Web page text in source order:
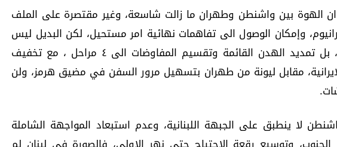
ان الهوة بين واشنطن وطهران ما زالت شاسعة، وغير مقتصرة على الملف
وإمكان الوصول الى تفاهمات نهائية امر مستحيل، لكن البديل ليس
العودة الى الحرب الشاملة، بل تمديد الهدن القائمة وتقسيم المفاوضات الى ٤ مراحل ، مع تخفيف
مقابل ليونة من طهران بتسهيل مرور السفن في مضيق هرمز، ولن
لا ينطبق على الجبهة اللبنانية، وعدم استبعاد المواجهة الشاملة